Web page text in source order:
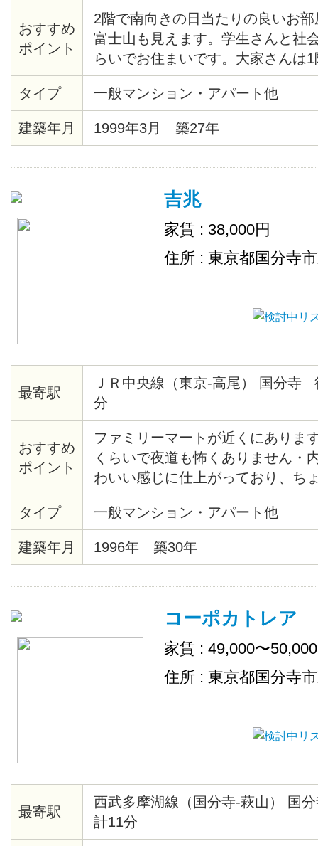
おすすめ
ポイント
2階で南向きの日当たりの良いお
富士山も見えます。学生さんと社
らいでお住まいです。大家さんは
常に優しく丁寧な方で、安心して
思います。外周もきれいに清掃さ
は必見のお部屋です。
タイプ 一般マンション・アパート他
建築年月 1999年3月 築27年
吉兆
家賃 : 38,000円
住所 : 東京都国分寺
最寄駅
ＪＲ中央線（東京-高尾） 国分寺
分
おすすめ
ポイント
ファミリーマートが近くにありま
くらいで夜道も怖くありません・
わいい感じに仕上がっており、ち
す・室内はリフォームしており明
す
タイプ 一般マンション・アパート他
建築年月 1996年 築30年
コーポカトレア
家賃 : 49,000〜
住所 : 東京都国分寺
最寄駅
西武多摩湖線（国分寺-萩山） 国
計11分